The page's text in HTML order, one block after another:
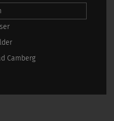
Camberg